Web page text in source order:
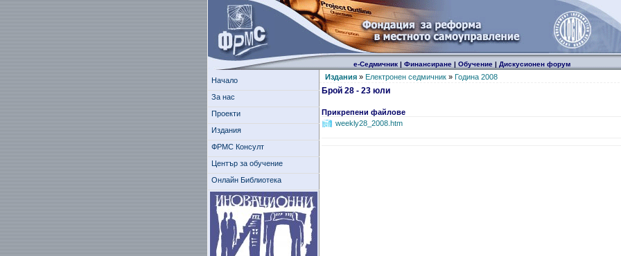
е-Седмичник| Финансиране| Обучение| Дискусионен форум
Начало
За нас
Проекти
Издания
ФРМС Консулт
Център за обучение
Онлайн Библиотека
Издания» Електронен седмичник» Година 2008
Брой 28 - 23 юли
Прикрепени файлове
weekly28_2008.htm